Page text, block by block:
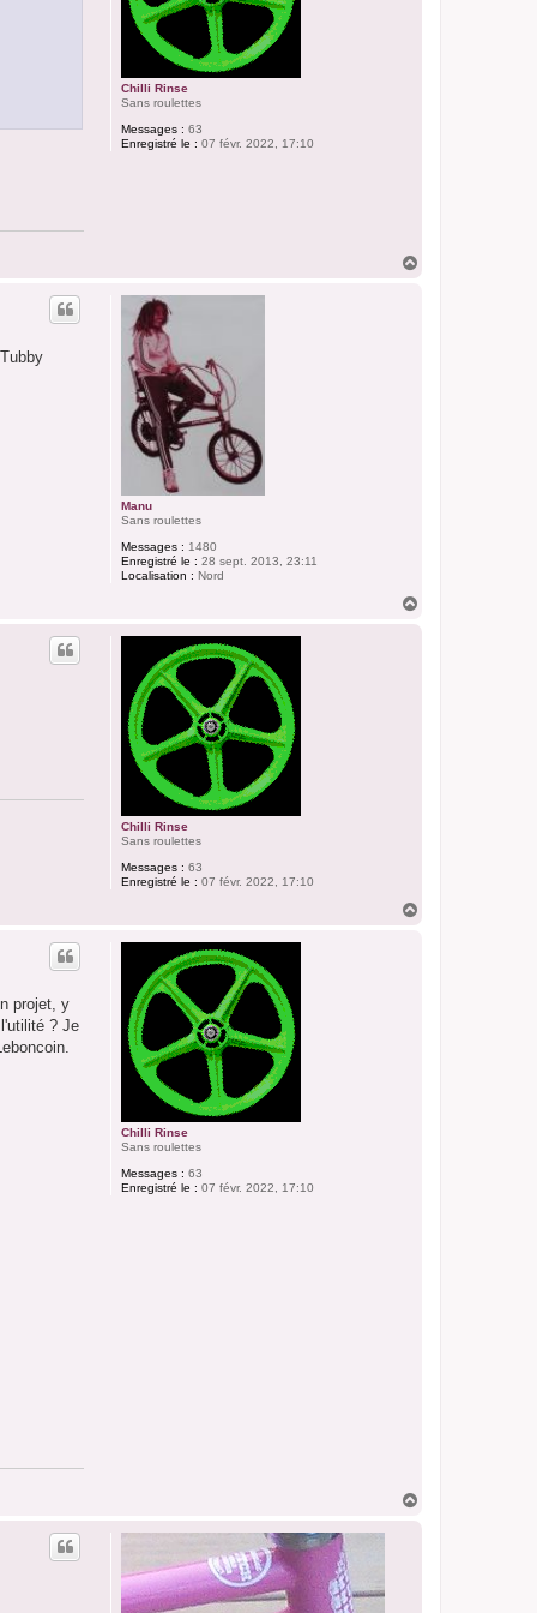
Chilli Rinse
Sans roulettes
Messages : 63
Enregistré le : 07 févr. 2022, 17:10
Manu
Sans roulettes
Messages : 1480
Enregistré le : 28 sept. 2013, 23:11
Localisation : Nord
Chilli Rinse
Sans roulettes
Messages : 63
Enregistré le : 07 févr. 2022, 17:10
Chilli Rinse
Sans roulettes
Messages : 63
Enregistré le : 07 févr. 2022, 17:10
projet, y
? Je